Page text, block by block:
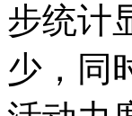
步统计
少，同